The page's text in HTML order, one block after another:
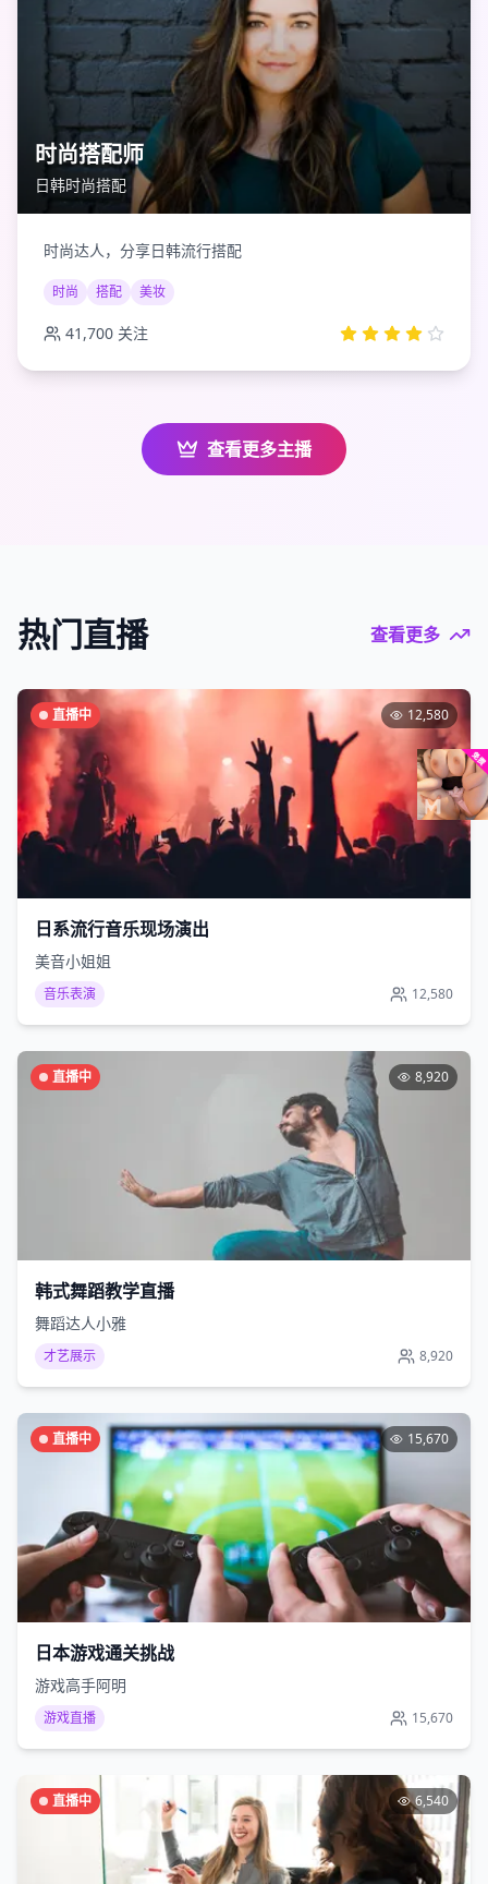
时尚搭配师
日韩时尚搭配
时尚达人，分享日韩流行搭配
时尚 搭配 美妆
41,700 关注
查看更多主播
热门直播 查看更多
直播中 12,580
日系流行音乐现场演出
美音小姐姐
音乐表演 12,580
直播中 8,920
韩式舞蹈教学直播
舞蹈达人小雅
才艺展示 8,920
直播中 15,670
日本游戏通关挑战
游戏高手阿明
游戏直播 15,670
直播中 6,540